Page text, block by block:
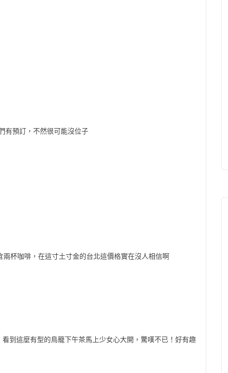
有預訂，不然很可能沒位子
兩杯咖啡，在這寸土寸金的台北這價格實在沒人相信啊
到這麼有型的鳥籠下午茶馬上少女心大開，驚嘆不已！好有趣